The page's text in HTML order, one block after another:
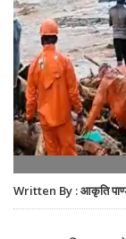
Written By : आकृति